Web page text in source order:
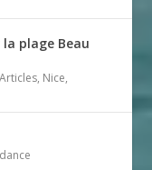
plage Beau
Articles, Nice,